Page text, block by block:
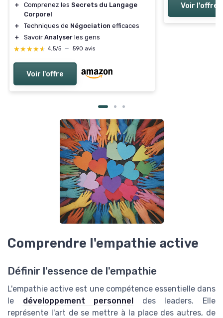
＋
Comprenez les Secrets du Langage
Corporel
＋
Techniques de Négociation efficaces
＋
Savoir Analyser les gens
★★★★★
★★★★★ 4,5/5 — 590 avis
Voir l'offre
Voir l'offre
Comprendre l'empathie active
Définir l'essence de l'empathie
L'empathie active est une compétence essentielle dans
le développement personnel des leaders. Elle
représente l'art de se mettre à la place des autres, de